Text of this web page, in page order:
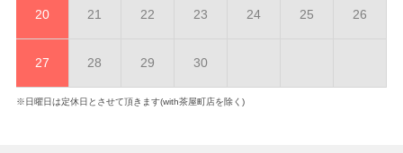
20 21 22 23 24 25 26
27 28 29 30
※日曜日は定休日とさせて頂きます(with茶屋町店を除く)